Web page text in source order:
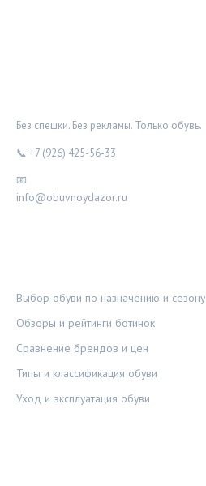
Без спешки. Без рекламы. Только обувь.
📞 +7 (926) 425-56-33
📧
info@obuvnoydazor.ru
Выбор обуви по назначению и сезону
Обзоры и рейтинги ботинок
Сравнение брендов и цен
Типы и классификация обуви
Уход и эксплуатация обуви